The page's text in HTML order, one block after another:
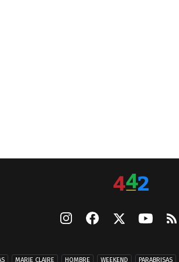
MARIE CLAIRE HOMBRE WEEKEND PARABRISAS